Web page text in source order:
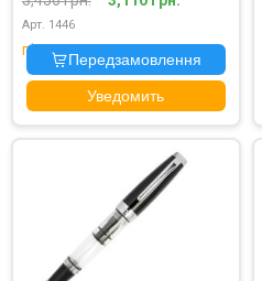
Арт. 1446
під замовлення
Передзамовлення
Уведомить